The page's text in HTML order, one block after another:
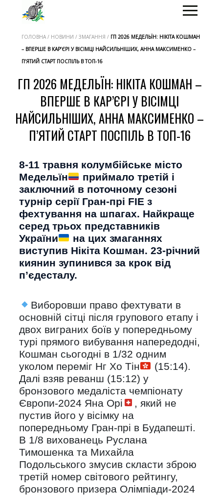
ГОЛОВНА / НОВИНИ / ЗМАГАННЯ / ГП 2026 МЕДЕЛЬЇН: НІКІТА КОШМАН
– ВПЕРШЕ В КАР’ЄРІ У ВІСІМЦІ НАЙСИЛЬНІШИХ, АННА МАКСИМЕНКО –
П’ЯТИЙ СТАРТ ПОСПІЛЬ В ТОП-16
ГП 2026 МЕДЕЛЬЇН: НІКІТА КОШМАН –
ВПЕРШЕ В КАР’ЄРІ У ВІСІМЦІ
НАЙСИЛЬНІШИХ, АННА МАКСИМЕНКО –
П’ЯТИЙ СТАРТ ПОСПІЛЬ В ТОП-16
8-11 травня колумбійське місто
Медельїн
приймало третій і
заключний в поточному сезоні
турнір серії Гран-прі FIE з
фехтування на шпагах. Найкраще
серед трьох представників
України
на цих змаганнях
виступив Нікіта Кошман. 23-річний
киянин зупинився за крок від
п’єдесталу.
Виборовши право фехтувати в
основній сітці після групового етапу і
двох виграних боїв у попередньому
турі прямого вибування напередодні,
Кошман сьогодні в 1/32 одним
уколом переміг Нг Хо Тін
(15:14).
Далі взяв реванш (15:12) у
бронзового медаліста чемпіонату
Європи-2024 Яна Орі
, який не
пустив його у вісімку на
попередньому Гран-прі в Будапешті.
В 1/8 вихованець Руслана
Тимошенка та Михайла
Подольського змусив скласти зброю
третій номер світового рейтингу,
бронзового призера Олімпіади-2024